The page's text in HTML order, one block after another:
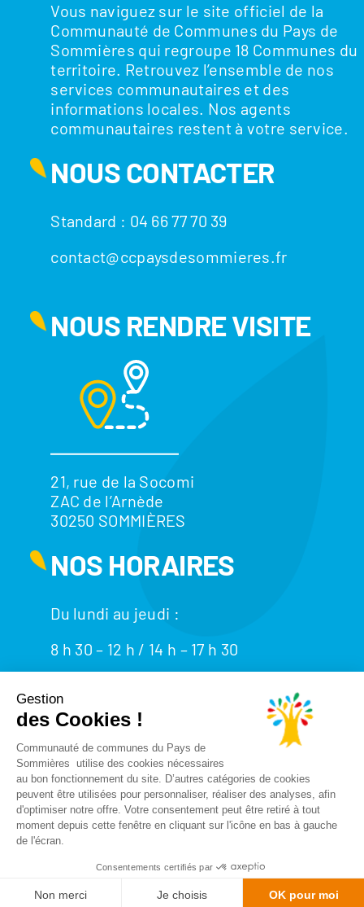
Vous naviguez sur le site officiel de la
Communauté de Communes du Pays de
Sommières qui regroupe 18 Communes du
territoire. Retrouvez l’ensemble de nos
services communautaires et des
informations locales. Nos agents
communautaires restent à votre service.
NOUS CONTACTER
Standard : 04 66 77 70 39
contact@ccpaysdesommieres.fr
NOUS RENDRE VISITE
21, rue de la Socomi
ZAC de l’Arnède
30250 SOMMIÈRES
NOS HORAIRES
Du lundi au jeudi :
8 h 30 – 12 h / 14 h – 17 h 30
Plan du site/Mentions légales/Données
personnelles
Stella communication